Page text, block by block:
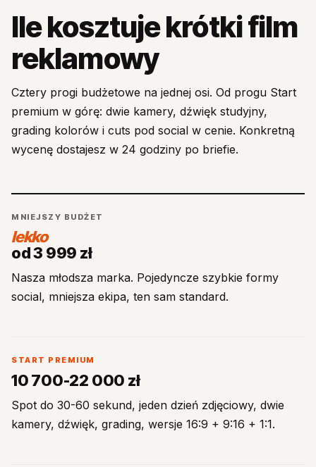
Ile kosztuje krótki film
reklamowy
Cztery progi budżetowe na jednej osi. Od progu Start
premium w górę: dwie kamery, dźwięk studyjny,
grading kolorów i cuts pod social w cenie. Konkretną
wycenę dostajesz w 24 godziny po briefie.
MNIEJSZY BUDŻET
lekko
od 3 999 zł
Nasza młodsza marka. Pojedyncze szybkie formy
social, mniejsza ekipa, ten sam standard.
START PREMIUM
10 700-22 000 zł
Spot do 30-60 sekund, jeden dzień zdjęciowy, dwie
kamery, dźwięk, grading, wersje 16:9 + 9:16 + 1:1.